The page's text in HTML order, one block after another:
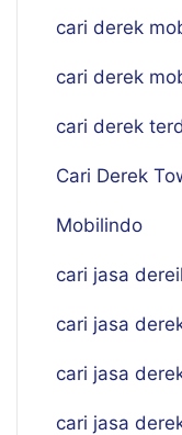
cari derek
cari derek
cari derek
Cari Derek
Mobilindo
cari jasa
cari jasa
cari jasa
cari jasa